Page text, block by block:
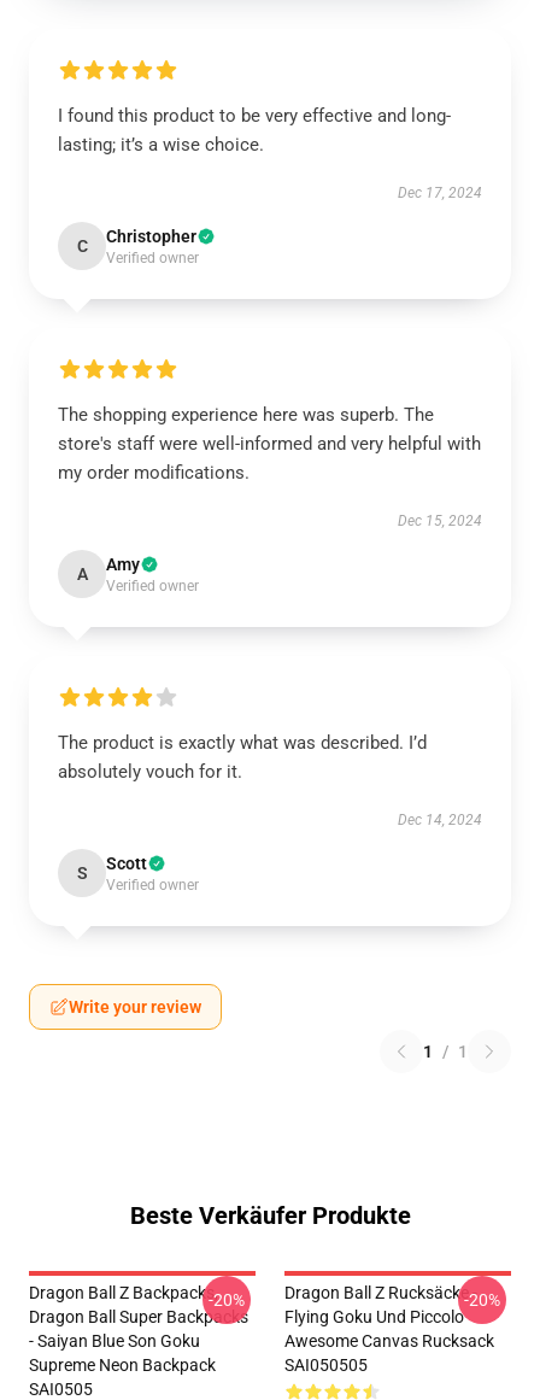
I found this product to be very effective and long-
lasting; it’s a wise choice.
Dec 17, 2024
C Christopher
Verified owner
The shopping experience here was superb. The
store's staff were well-informed and very helpful with
my order modifications.
Dec 15, 2024
A Amy
Verified owner
The product is exactly what was described. I’d
absolutely vouch for it.
Dec 14, 2024
S Scott
Verified owner
Write your review
1 / 1
Beste Verkäufer Produkte
Dragon Ball Z Backpacks,
Dragon Ball Super Backpacks
- Saiyan Blue Son Goku
Supreme Neon Backpack
SAI0505
-20%
Dragon Ball Z Rucksäcke -
Flying Goku Und Piccolo
Awesome Canvas Rucksack
SAI050505
-20%